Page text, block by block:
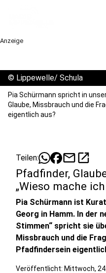
Anzeige
© Lippewelle/ Schula
Pia Schürmann spricht in
Glaube, Missbrauch und die
eigentlich aus?
Teilen: mailopen_in_new
Pfadfinder,
„Wieso mache
Pia Schürmann ist
Georg in Hamm. In der
Stimmen“ spricht sie
Missbrauch und die
Pfadfindersein
Veröffentlicht: Mittwoch,